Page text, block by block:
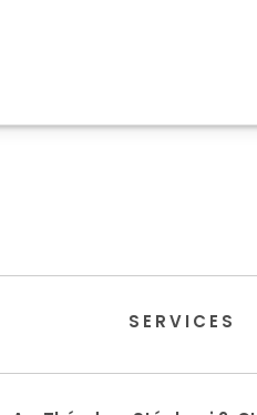
SERVICES